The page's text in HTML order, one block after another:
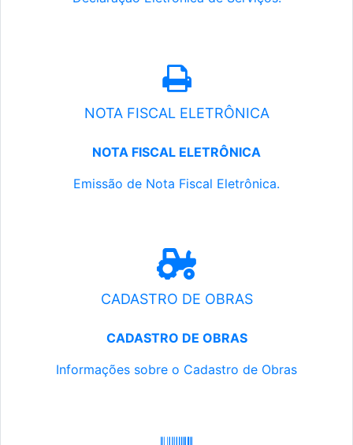
NOTA FISCAL ELETRÔNICA
NOTA FISCAL ELETRÔNICA
Emissão de Nota Fiscal Eletrônica.
CADASTRO DE OBRAS
CADASTRO DE OBRAS
Informações sobre o Cadastro de Obras